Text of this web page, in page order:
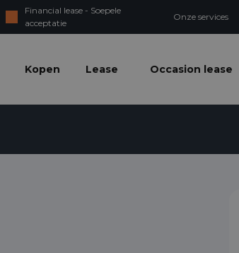
Financial lease - Soepele
acceptatie
Onze services
Kopen Lease Occasion lease